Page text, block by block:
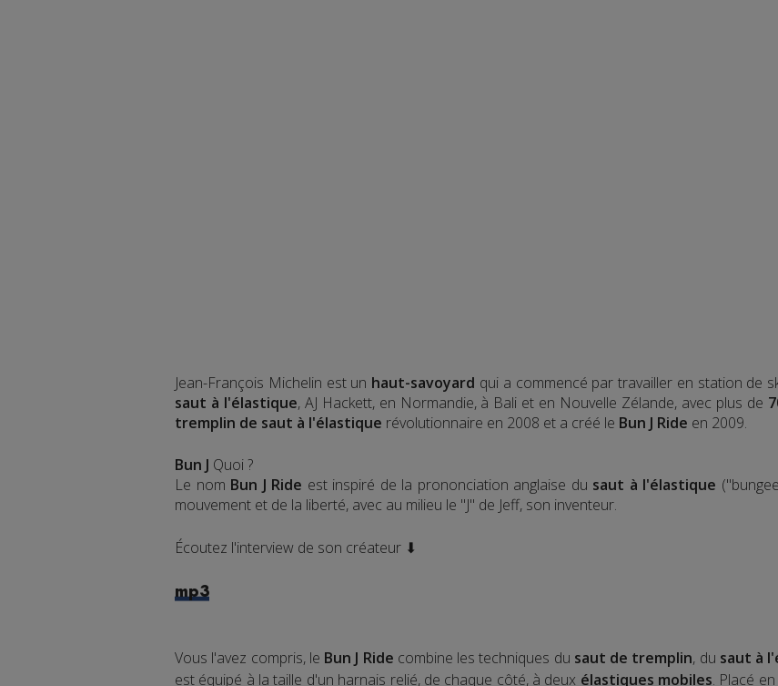
Jean-François Michelin est un haut-savoyard qui a commencé par travailler en station de
saut à l'élastique, AJ Hackett, en Normandie, à Bali et en Nouvelle Zélande, avec plus de
tremplin de saut à l'élastique révolutionnaire en 2008 et a créé le Bun J Ride en 2009.
Bun J Quoi ?
Le nom Bun J Ride est inspiré de la prononciation anglaise du saut à l'élastique
mouvement et de la liberté, avec au milieu le "J" de Jeff, son inventeur.
Écoutez l'interview de son créateur ⬇
mp3
Vous l'avez compris, le Bun J Ride combine les techniques du saut de tremplin, du saut à
est équipé à la taille d'un harnais relié, de chaque côté, à deux élastiques mobiles. Placé